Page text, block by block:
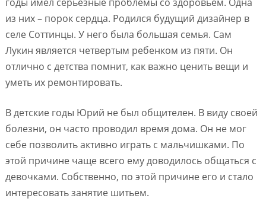
из них – порок сердца. Родился будущий дизайнер в
селе Соттинцы. У него была большая семья. Сам
Лукин является четвертым ребенком из пяти. Он
отлично с детства помнит, как важно ценить вещи и
уметь их ремонтировать.
В детские годы Юрий не был общителен. В виду своей
болезни, он часто проводил время дома. Он не мог
себе позволить активно играть с мальчишками. По
этой причине чаще всего ему доводилось общаться с
девочками. Собственно, по этой причине его и стало
интересовать занятие шитьем.